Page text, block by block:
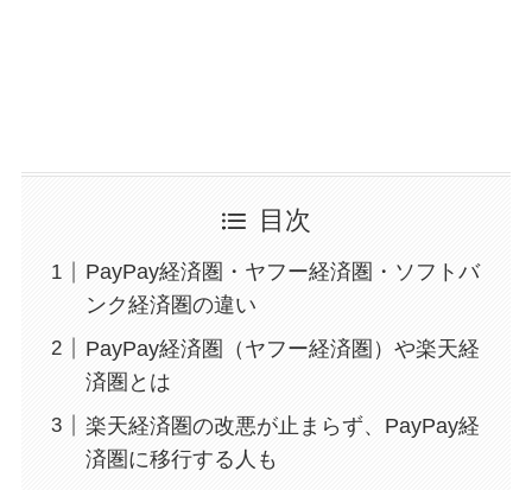
目次
PayPay経済圏・ヤフー経済圏・ソフトバ
ンク経済圏の違い
PayPay経済圏（ヤフー経済圏）や楽天経
済圏とは
楽天経済圏の改悪が止まらず、PayPay経
済圏に移行する人も